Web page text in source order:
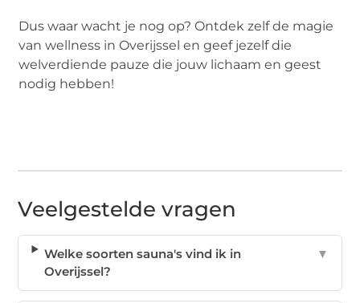
Dus waar wacht je nog op? Ontdek zelf de magie
van wellness in Overijssel en geef jezelf die
welverdiende pauze die jouw lichaam en geest
nodig hebben!
Veelgestelde vragen
Welke soorten sauna's vind ik in
Overijssel?
▼